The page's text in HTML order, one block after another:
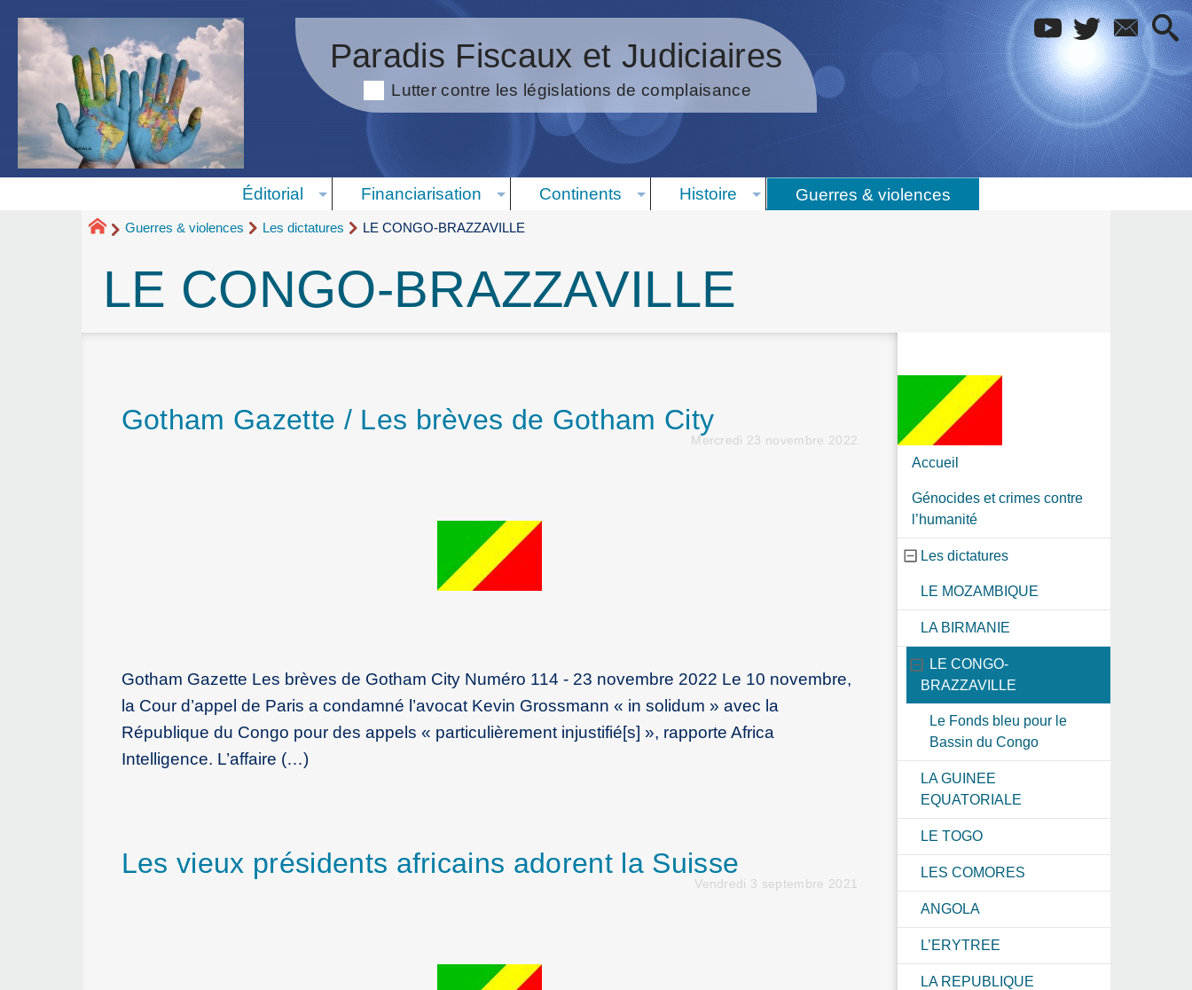
Paradis Fiscaux et Judiciaires
Lutter contre les législations de complaisance
Éditorial Financiarisation Continents Histoire Guerres & violences
Guerres & violences Les dictatures LE CONGO-BRAZZAVILLE
LE CONGO-BRAZZAVILLE
Gotham Gazette / Les brèves de Gotham City
Mercredi 23 novembre 2022
Gotham Gazette Les brèves de Gotham City Numéro 114 - 23 novembre 2022 Le 10 novembre,
la Cour d’appel de Paris a condamné l’avocat Kevin Grossmann « in solidum » avec la
République du Congo pour des appels « particulièrement injustifié[s] », rapporte Africa
Intelligence. L’affaire (…)
Les vieux présidents africains adorent la Suisse
Vendredi 3 septembre 2021
Accueil
Génocides et crimes contre
l’humanité
Les dictatures
LE MOZAMBIQUE
LA BIRMANIE
LE CONGO-
BRAZZAVILLE
Le Fonds bleu pour le
Bassin du Congo
LA GUINEE
EQUATORIALE
LE TOGO
LES COMORES
ANGOLA
L’ERYTREE
LA REPUBLIQUE